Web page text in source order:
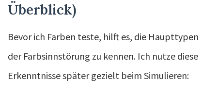
Überblick)
Bevor ich Farben teste, hilft es, die Haupttypen
der Farbsinnstörung zu kennen. Ich nutze diese
Erkenntnisse später gezielt beim Simulieren: